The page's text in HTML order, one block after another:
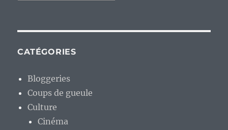
CATÉGORIES
Bloggeries
Coups de gueule
Culture
Cinéma